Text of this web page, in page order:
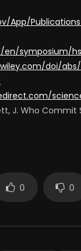
App/
symposium/
doi/abs/
J. Who Commit
0 0